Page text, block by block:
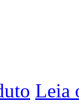
Leia